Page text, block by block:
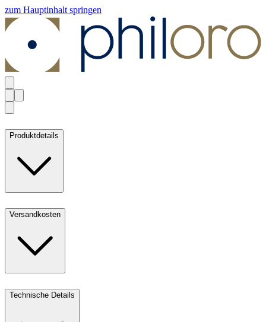
zum Hauptinhalt springen
Produktdetails
Versandkosten
Technische Details